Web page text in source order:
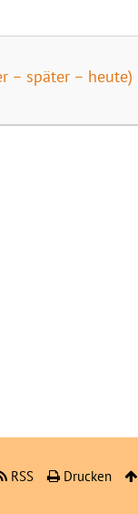
– später – heute)
RSS Drucken